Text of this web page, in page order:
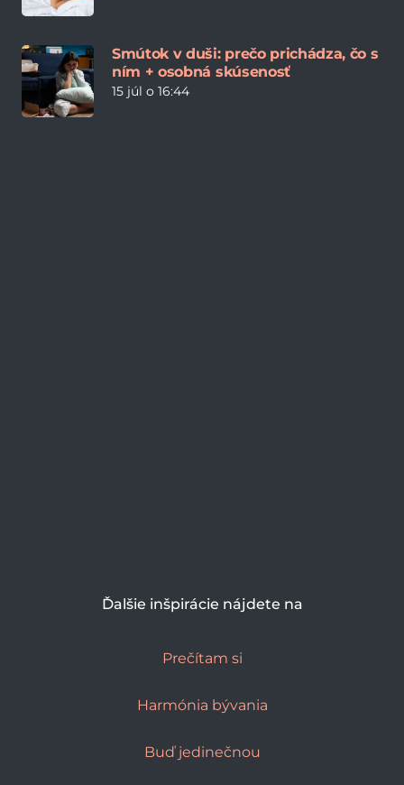
Smútok v duši: prečo prichádza, čo s
ním + osobná skúsenosť
15 júl o 16:44
Ďalšie inšpirácie nájdete na
Prečítam si
Harmónia bývania
Buď jedinečnou